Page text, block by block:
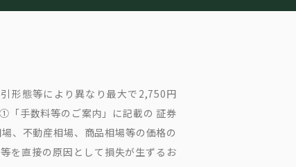
形態等により異なり最大で2,750円
「手数料等のご案内」に記載の 証券
、不動産相場、商品相場等の価格の
を直接の原因として損失が生ずるお